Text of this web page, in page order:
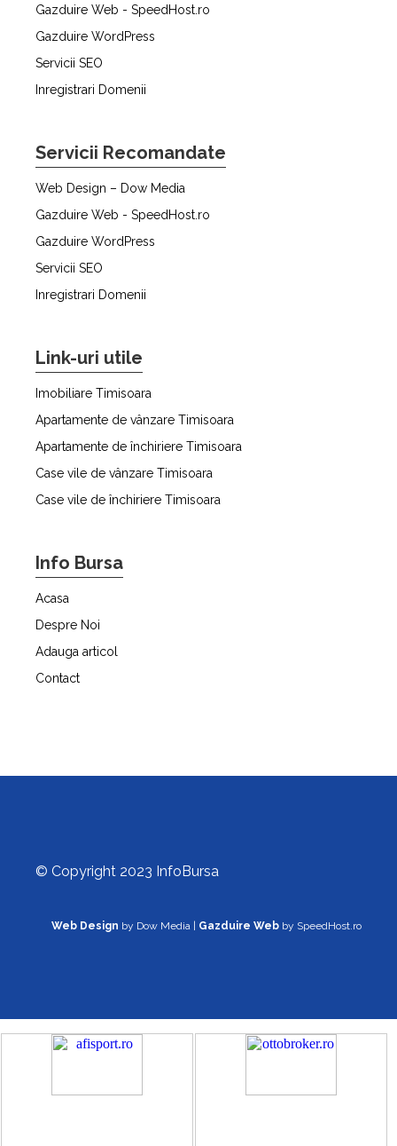
Gazduire Web - SpeedHost.ro
Gazduire WordPress
Servicii SEO
Inregistrari Domenii
Servicii Recomandate
Web Design – Dow Media
Gazduire Web - SpeedHost.ro
Gazduire WordPress
Servicii SEO
Inregistrari Domenii
Link-uri utile
Imobiliare Timisoara
Apartamente de vânzare Timisoara
Apartamente de închiriere Timisoara
Case vile de vânzare Timisoara
Case vile de închiriere Timisoara
Info Bursa
Acasa
Despre Noi
Adauga articol
Contact
© Copyright 2023 InfoBursa
Web Design by Dow Media | Gazduire Web by SpeedHost.ro